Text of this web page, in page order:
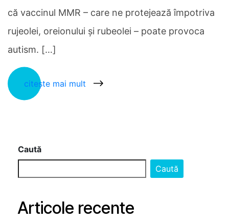
că vaccinul MMR – care ne protejează împotriva
rujeolei, oreionului și rubeolei – poate provoca
autism. […]
citește mai mult
Caută
Caută
Articole recente